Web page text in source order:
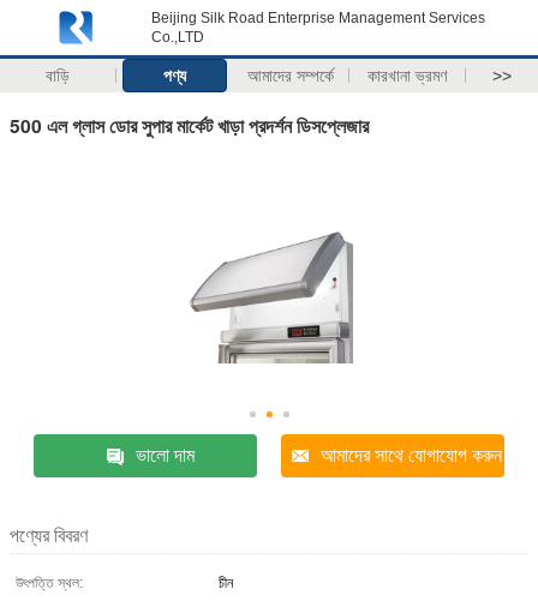
Beijing Silk Road Enterprise Management Services
Co.,LTD
বাড়ি পণ্য আমাদের সম্পর্কে কারখানা ভ্রমণ >>
500 এল গ্লাস ডোর সুপার মার্কেট খাড়া প্রদর্শন ডিসপ্লেজার
ভালো দাম আমাদের সাথে যোগাযোগ করুন
পণ্যের বিবরণ
উৎপত্তি স্থল:
চীন